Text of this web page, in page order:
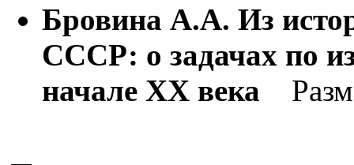
Бровина А.А. Из
СССР: о задачах по
начале XX века